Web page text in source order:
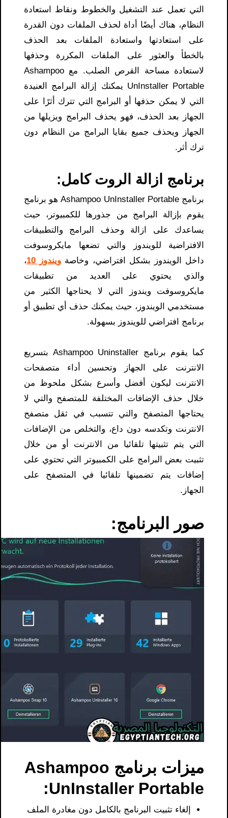
التي تعمل عند التشغيل والخطوط ونقاط استعادة
النظام، هناك أيضًا أداة لحذف الملفات دون القدرة
على استعادتها واستعادة الملفات بعد الحذف
بالخطأ والعثور على الملفات المكررة وحذفها
لاستعادة مساحة القرص الصلب. مع Ashampoo
UnInstaller Portable يمكنك إزالة البرامج العنيدة
التي لا يمكن حذفها أو البرامج التي تترك أثرًا على
الجهاز بعد الحذف، فهو يحذف البرامج ويزيلها من
الجهاز ويحذف جميع بقايا البرامج من النظام دون
ترك أثر.
برنامج ازالة الروت كامل:
برنامج Ashampoo UnInstaller Portable هو برنامج
يقوم بإزالة البرامج من جذورها للكمبيوتر، حيث
يساعدك على ازالة وحذف البرامج والتطبيقات
الافتراضية للويندوز والتي تضعها مايكروسوفت
داخل الويندوز بشكل افتراضي، وخاصة ويندوز 10
،
والذي يحتوي على العديد من تطبيقات
مايكروسوفت ويندوز التي لا يحتاجها الكثير من
مستخدمي الويندوز، حيث يمكنك حذف أي تطبيق أو
برنامج افتراضي للويندوز بسهولة.
كما يقوم برنامج Ashampoo Uninstaller بتسريع
الانترنت على الجهاز وتحسين أداء متصفحات
الانترنت ليكون أفضل وأسرع بشكل ملحوظ من
خلال حذف الإضافات المختلفة للمتصفح والتي لا
يحتاجها المتصفح والتي تتسبب في ثقل متصفح
الانترنت وتكدسه دون داع، والتخلص من الإضافات
التي يتم تثبيتها تلقائيا من الانترنت أو من خلال
تثبيت بعض البرامج على الكمبيوتر التي تحتوي على
إضافات يتم تضمينها تلقائيا في المتصفح على
الجهاز.
صور البرنامج:
ميزات برنامج Ashampoo
UnInstaller Portable:
إلغاء تثبيت البرنامج بالكامل دون مغادرة الملف